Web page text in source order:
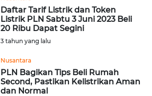
Daftar Tarif Listrik dan Token
Listrik PLN Sabtu 3 Juni 2023 Beli
20 Ribu Dapat Segini
3 tahun yang lalu
Nusantara
PLN Bagikan Tips Beli Rumah
Second, Pastikan Kelistrikan Aman
dan Normal